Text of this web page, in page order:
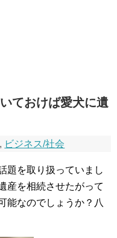
ておけば愛犬に遺
, ビジネス/社会
題を取り扱っていまし
産を相続させたがって
能なのでしょうか？八